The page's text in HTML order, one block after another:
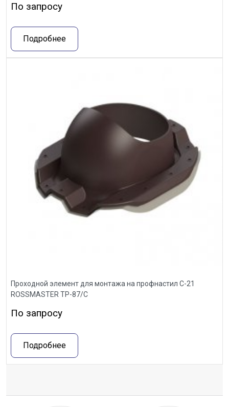
По запросу
Подробнее
Проходной элемент для монтажа на профнастил С-21
ROSSMASTER ТР-87/С
По запросу
Подробнее
Отзывы